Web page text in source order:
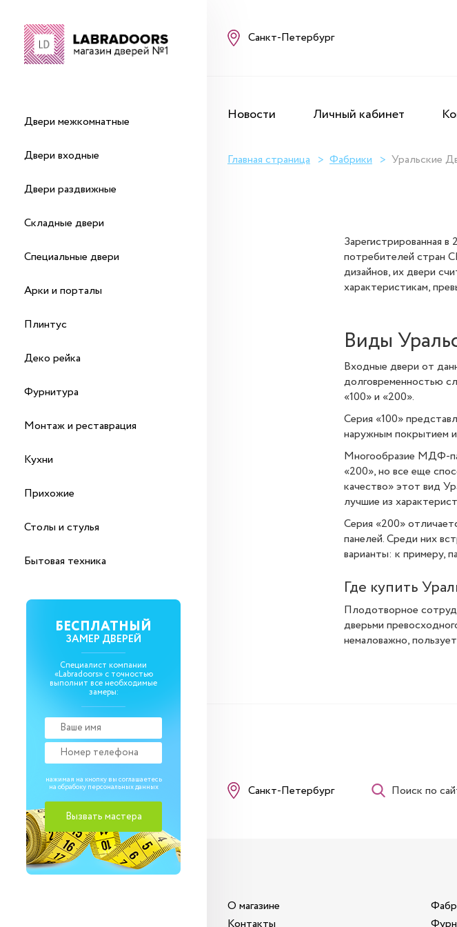
Двери межкомнатные
Двери входные
Двери раздвижные
Складные двери
Специальные двери
Арки и порталы
Плинтус
Деко рейка
Фурнитура
Монтаж и реставрация
Кухни
Прихожие
Столы и стулья
Бытовая техника
БЕСПЛАТНЫЙ
ЗАМЕР ДВЕРЕЙ
Специалист компании
«Labradoors» с точностью
выполнит все необходимые
замеры:
нажимая на кнопку вы соглашаетесь
на обрабоку персональных данных
Санкт-Петербург
Новости Личный кабинет
Главная страница Фабрики Уральские
Зарегистрированная
потребителей стран
дизайнов, их двери
характеристикам,
Виды
Входные двери от
долговременностью
«100» и «200».
Серия «100»
наружным покрытием
Многообразие МДФ-
«200», но все еще
качество» этот вид
лучшие из
Серия «200»
панелей. Среди них
варианты: к примеру,
Где купить
Плодотворное
дверьми
немаловажно,
Санкт-Петербург Поиск по
О магазине